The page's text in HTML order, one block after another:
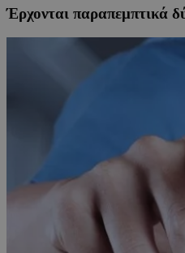
Έρχονται παραπεμπτικά